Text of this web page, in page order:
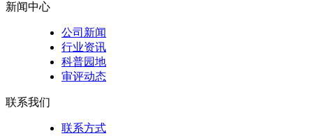
新闻中心
公司新闻
行业资讯
科普园地
审评动态
联系我们
联系方式